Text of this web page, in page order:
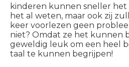
kinderen kunnen sneller
het al weten, maar ook zij
keer voorlezen geen
niet? Omdat ze het kunnen
geweldig leuk om een heel
taal te kunnen begrijpen!